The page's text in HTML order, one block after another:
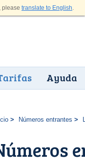
please translate to English.
Ayuda
Números entrantes